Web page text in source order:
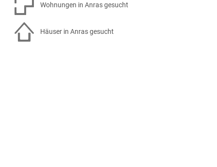
Wohnungen in Anras gesucht
Häuser in Anras gesucht